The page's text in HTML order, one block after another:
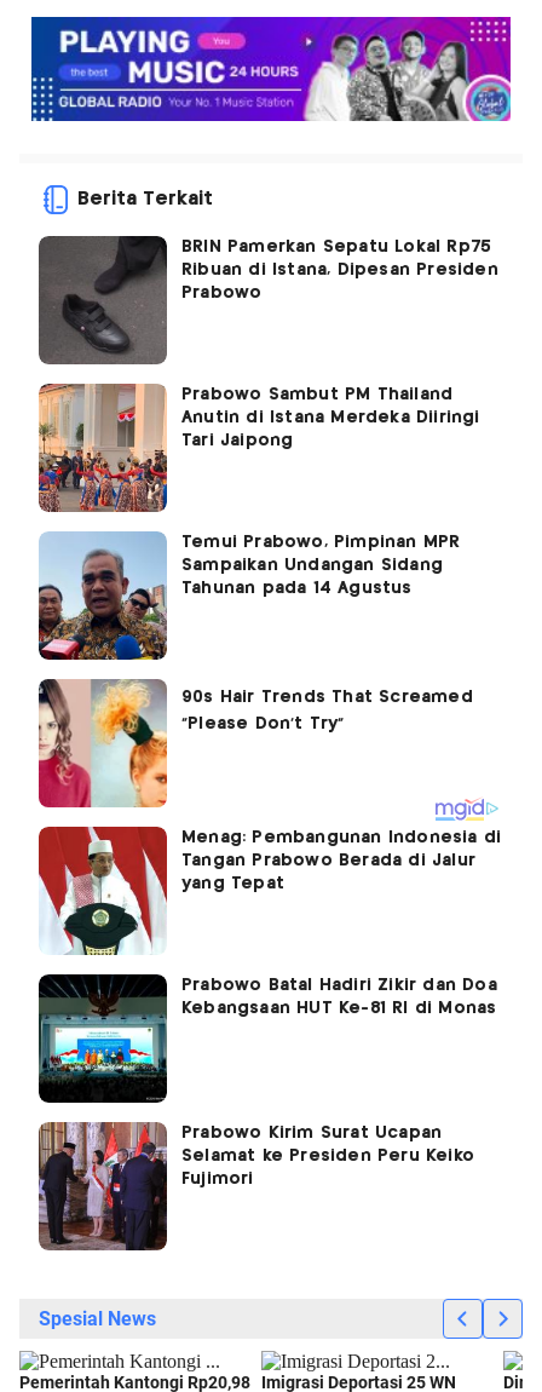
Berita Terkait
BRIN Pamerkan Sepatu Lokal Rp75
Ribuan di Istana, Dipesan Presiden
Prabowo
Prabowo Sambut PM Thailand
Anutin di Istana Merdeka Diiringi
Tari Jaipong
Temui Prabowo, Pimpinan MPR
Sampaikan Undangan Sidang
Tahunan pada 14 Agustus
Menag: Pembangunan Indonesia di
Tangan Prabowo Berada di Jalur
yang Tepat
Prabowo Batal Hadiri Zikir dan Doa
Kebangsaan HUT Ke-81 RI di Monas
Prabowo Kirim Surat Ucapan
Selamat ke Presiden Peru Keiko
Fujimori